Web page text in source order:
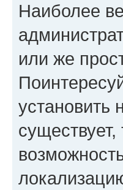
Наиболее
или же
установить